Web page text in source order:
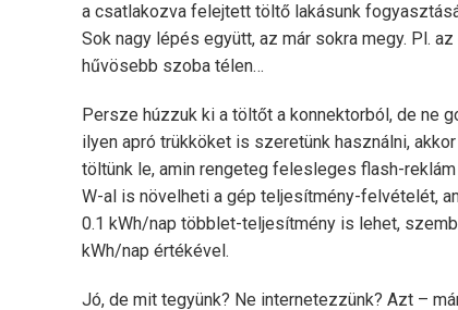
a csatlakozva felejtett töltő lakásunk
Sok nagy lépés együtt, az már sokra megy. Pl.
hűvösebb szoba télen…
Persze húzzuk ki a töltőt a konnektorból, de ne
ilyen apró trükköket is szeretünk használni,
töltünk le, amin rengeteg felesleges flash-
W-al is növelheti a gép teljesítmény-felvételét,
0.1 kWh/nap többlet-teljesítmény is lehet,
kWh/nap értékével.
Jó, de mit tegyünk? Ne internetezzünk? Azt –